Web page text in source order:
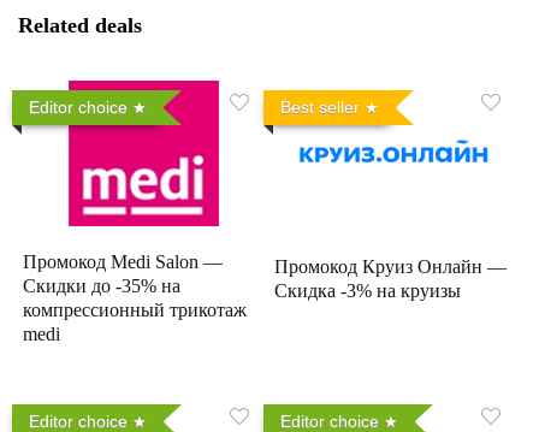
Related deals
Editor choice
Промокод Medi Salon —
Скидки до -35% на
компрессионный трикотаж
medi
Best seller
Промокод Круиз Онлайн —
Скидка -3% на круизы
Editor choice Editor choice